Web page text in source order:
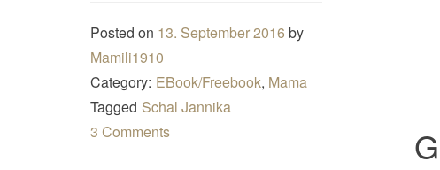
Posted on 13. September 2016 by
Mamili1910
Category: EBook/Freebook, Mama
Tagged Schal Jannika
3 Comments